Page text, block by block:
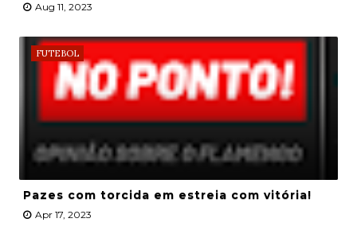
Aug 11, 2023
FUTEBOL
Pazes com torcida em estreia com vitória!
Apr 17, 2023